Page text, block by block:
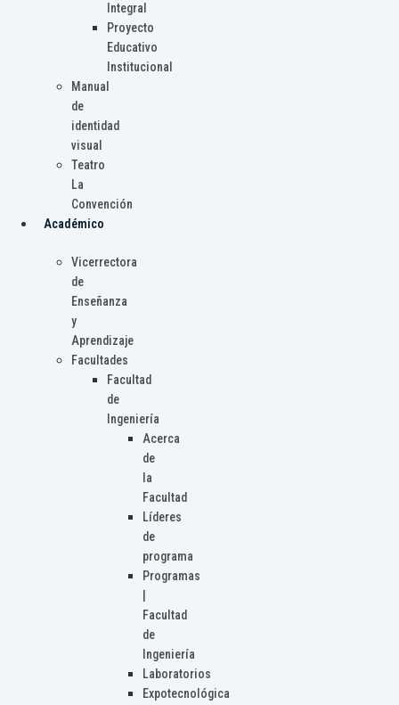
Integral
Proyecto
Educativo
Institucional
Manual
de
identidad
visual
Teatro
La
Convención
Académico
Vicerrectora
de
Enseñanza
y
Aprendizaje
Facultades
Facultad
de
Ingeniería
Acerca
de
la
Facultad
Líderes
de
programa
Programas
Facultad
de
Ingeniería
Laboratorios
Expotecnológica